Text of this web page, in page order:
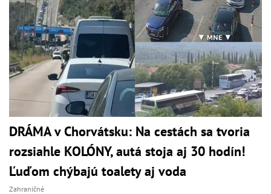
DRÁMA v Chorvátsku: Na cestách sa tvoria
rozsiahle KOLÓNY, autá stoja aj 30 hodín!
Ľuďom chýbajú toalety aj voda
Zahraničné